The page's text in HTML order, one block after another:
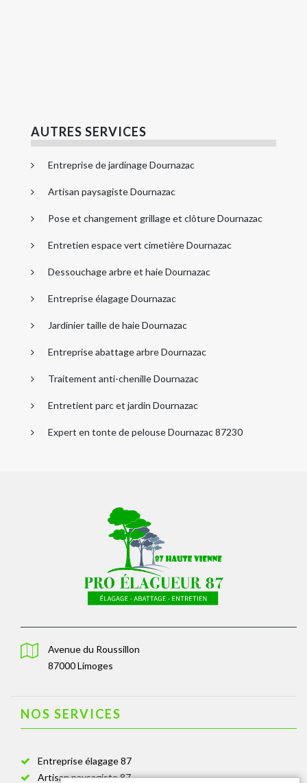
AUTRES SERVICES
Entreprise de jardinage Dournazac
Artisan paysagiste Dournazac
Pose et changement grillage et clôture Dournazac
Entretien espace vert cimetière Dournazac
Dessouchage arbre et haie Dournazac
Entreprise élagage Dournazac
Jardinier taille de haie Dournazac
Entreprise abattage arbre Dournazac
Traitement anti-chenille Dournazac
Entretient parc et jardin Dournazac
Expert en tonte de pelouse Dournazac 87230
Avenue du Roussillon
87000 Limoges
NOS SERVICES
Entreprise élagage 87
Artisan paysagiste 87